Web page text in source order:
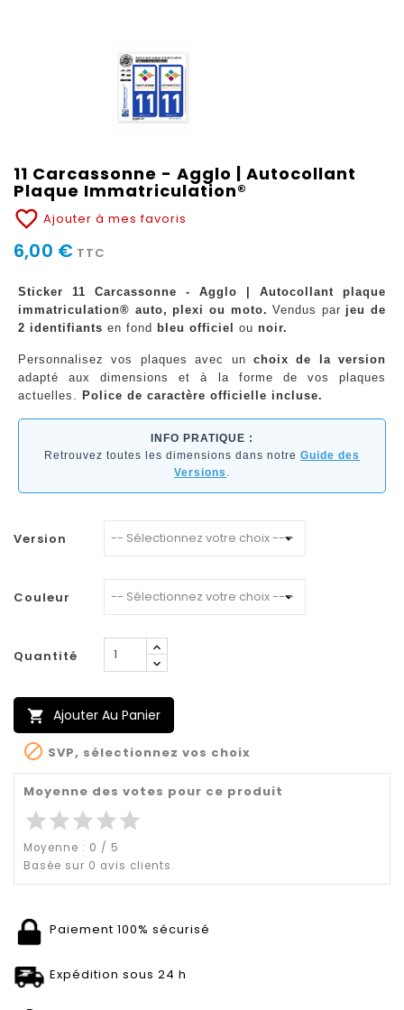
11 Carcassonne - Agglo | Autocollant
Plaque Immatriculation®
favorite_border Ajouter à mes favoris
6,00 € TTC
Sticker 11 Carcassonne - Agglo | Autocollant plaque
immatriculation® auto, plexi ou moto. Vendus par jeu de
2 identifiants en fond bleu officiel ou noir.
Personnalisez vos plaques avec un choix de la version
adapté aux dimensions et à la forme de vos plaques
actuelles. Police de caractère officielle incluse.
INFO PRATIQUE :
Retrouvez toutes les dimensions dans notre Guide des
Versions .
Version
Couleur
Quantité
 Ajouter Au Panier
 SVP, sélectionnez vos choix
Moyenne des votes pour ce produit
starstarstarstarstar
Moyenne : 0 / 5
Basée sur 0 avis clients.
Paiement 100% sécurisé
Expédition sous 24 h